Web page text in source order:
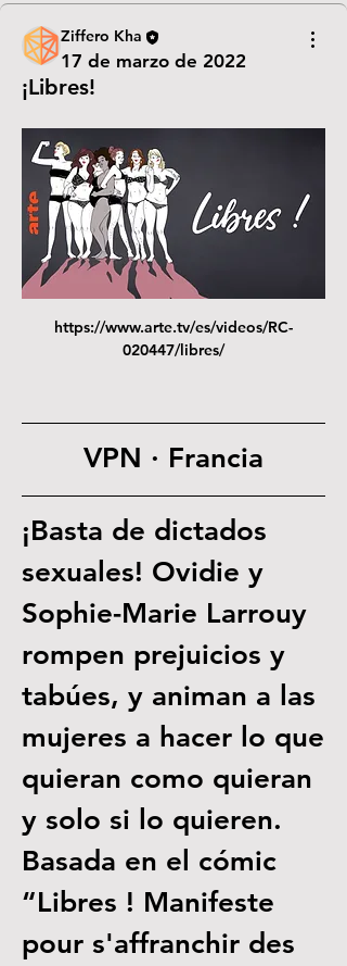
Ziffero Kha
17 de marzo de 2022
¡Libres!
https://www.arte.tv/es/videos/RC-
020447/libres/
VPN · Francia
¡Basta de dictados
sexuales! Ovidie y
Sophie-Marie Larrouy
rompen prejuicios y
tabúes, y animan a las
mujeres a hacer lo que
quieran como quieran
y solo si lo quieren.
Basada en el cómic
“Libres ! Manifeste
pour s'affranchir des